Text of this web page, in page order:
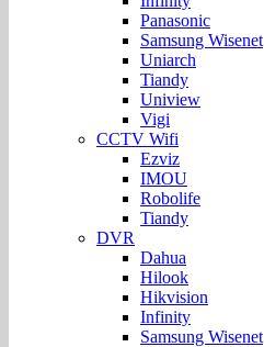
Panasonic
Samsung Wisenet
Uniarch
Tiandy
Uniview
Vigi
CCTV Wifi
Ezviz
IMOU
Robolife
Tiandy
DVR
Dahua
Hilook
Hikvision
Infinity
Samsung Wisenet